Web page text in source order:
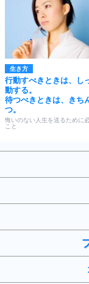
生き方
行動すべきときは、し
動する。
待つべきときは、きち
つ。
悔いのない人生を送るために
こと